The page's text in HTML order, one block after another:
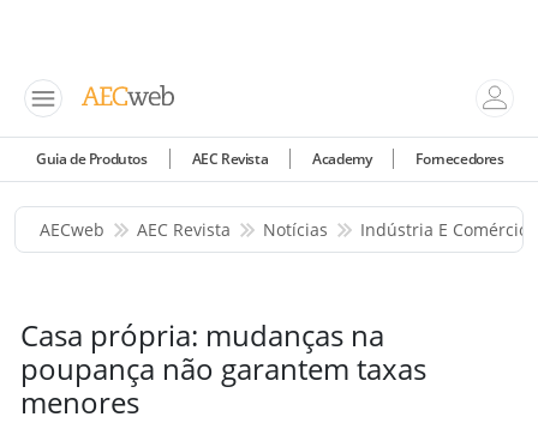
Guia de Produtos AEC Revista Academy Fornecedores
AECweb AEC Revista Notícias Indústria E Comércio
Casa própria: mudanças na
poupança não garantem taxas
menores